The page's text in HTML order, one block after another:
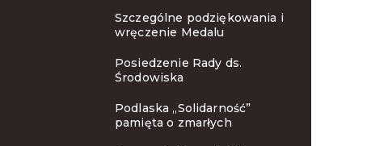
Szczególne podziękowania i
wręczenie Medalu
Posiedzenie Rady ds.
Środowiska
Podlaska „Solidarność”
pamięta o zmarłych